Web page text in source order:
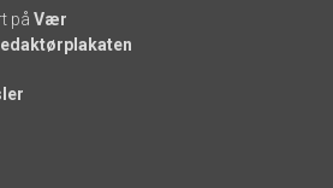
på Vær